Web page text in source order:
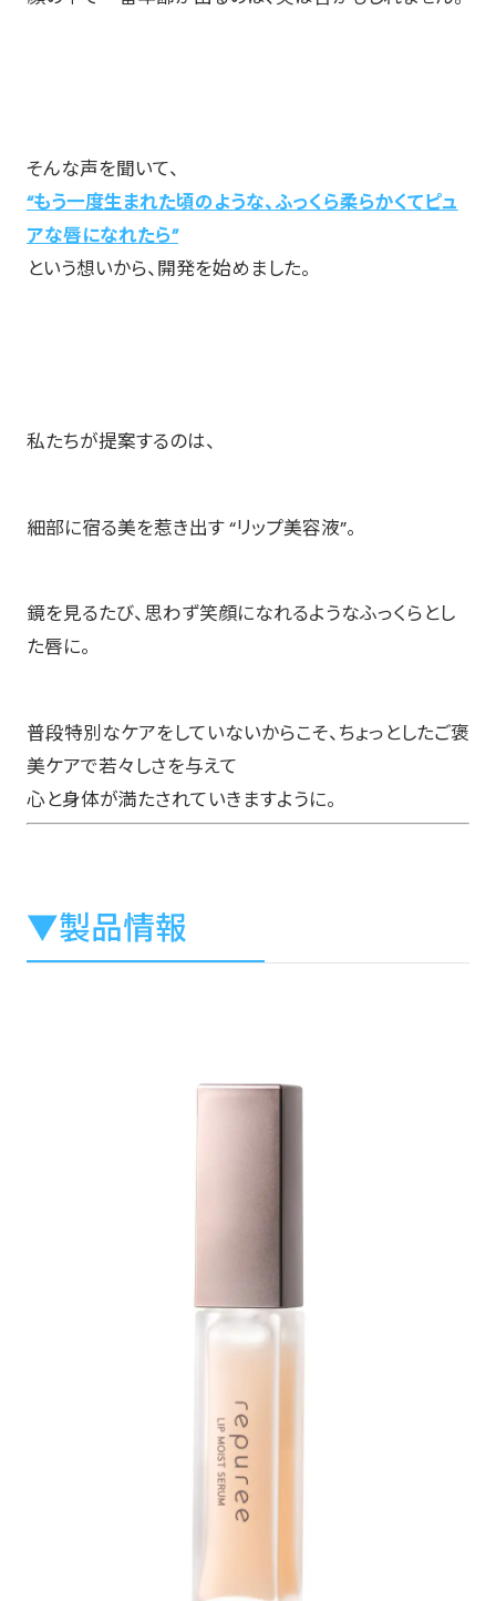
そんな声を聞いて、
“もう一度生まれた頃のような、ふっくら柔らかくてピュ
アな唇になれたら”
という想いから、開発を始めました。
私たちが提案するのは、
細部に宿る美を惹き出す “リップ美容液”。
鏡を見るたび、思わず笑顔になれるようなふっくらとし
た唇に。
普段特別なケアをしていないからこそ、ちょっとしたご褒
美ケアで若々しさを与えて
心と身体が満たされていきますように。
▼製品情報